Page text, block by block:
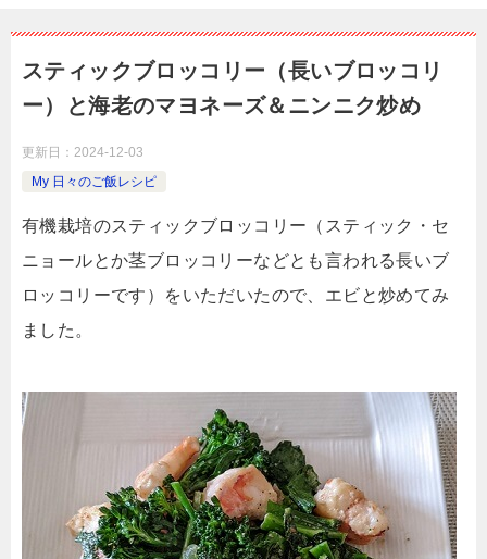
スティックブロッコリー（長いブロッコリ
ー）と海老のマヨネーズ＆ニンニク炒め
更新日： 2024-12-03
My 日々のご飯レシピ
有機栽培のスティックブロッコリー（スティック・セ
ニョールとか茎ブロッコリーなどとも言われる長いブ
ロッコリーです）をいただいたので、エビと炒めてみ
ました。